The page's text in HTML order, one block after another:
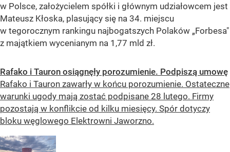
w Polsce, założycielem spółki i głównym udziałowcem jest
Mateusz Kłoska, plasujący się na 34. miejscu
w tegorocznym rankingu najbogatszych Polaków „Forbesa"
z majątkiem wycenianym na 1,77 mld zł.
Rafako i Tauron osiągnęły porozumienie. Podpiszą umowę
Rafako i Tauron zawarły w końcu porozumienie. Ostateczne
warunki ugody mają zostać podpisane 28 lutego. Firmy
pozostają w konflikcie od kilku miesięcy. Spór dotyczy
bloku węglowego Elektrowni Jaworzno.